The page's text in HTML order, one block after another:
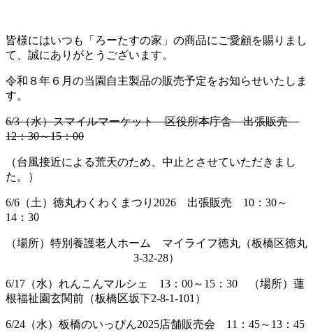
皆様にはいつも「ろーたすの家」の商品にご愛顧を賜りまし
て、誠にありがとうございます。
令和８年６月の当園自主製品の販売予定をお知らせいたしま
す。
6/3（水）スマイルマーケット 区役所本庁舎 出張販売
12：30～15：00
（台風接近による荒天のため、中止とさせていただきまし
た。）
6/6（土）徳丸わくわくまつり2026 出張販売 10：30～
14：30
（場所）特別養護老人ホーム マイライフ徳丸（板橋区徳丸
3-32-28）
6/17（水）れんこんマルシェ 13：00～15：30 （場所）蓮
根福祉園玄関前（板橋区坂下2-8-1-101）
6/24（水）板橋のいっぴん2025店舗販売会 11：45～13：45